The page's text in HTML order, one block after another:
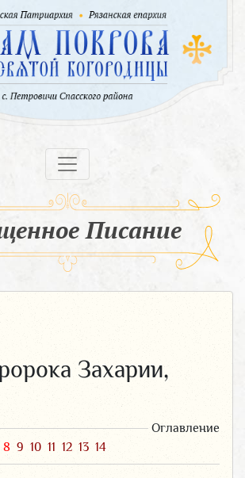
Писание
Захарии,
Оглавление
8 9 10 11 12 13 14